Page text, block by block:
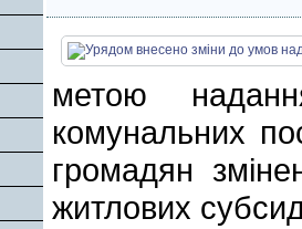
метою
комунальних
громадян
житлових